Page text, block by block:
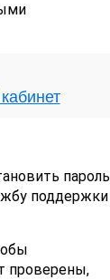
пароль
поддержки
проверены,